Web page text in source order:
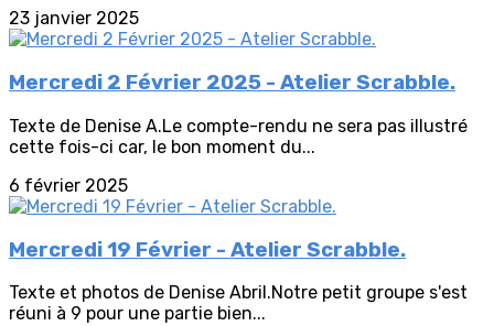
23 janvier 2025
Mercredi 2 Février 2025 - Atelier Scrabble.
Texte de Denise A.Le compte-rendu ne sera pas illustré
cette fois-ci car, le bon moment du...
6 février 2025
Mercredi 19 Février - Atelier Scrabble.
Texte et photos de Denise Abril.Notre petit groupe s'est
réuni à 9 pour une partie bien...